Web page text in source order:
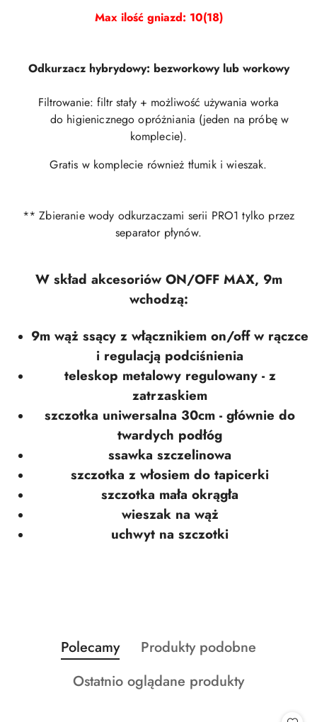
Max ilość gniazd: 10(18)
Odkurzacz hybrydowy: bezworkowy lub workowy
Filtrowanie: filtr stały + możliwość używania worka
do higienicznego opróżniania (jeden na próbę w
komplecie).
Gratis w komplecie również tłumik i wieszak.
** Zbieranie wody odkurzaczami serii PRO1 tylko przez
separator płynów.
W skład akcesoriów ON/OFF MAX, 9m
wchodzą:
9m wąż ssący z włącznikiem on/off w rączce
i regulacją podciśnienia
teleskop metalowy regulowany - z
zatrzaskiem
szczotka uniwersalna 30cm - głównie do
twardych podłóg
ssawka szczelinowa
szczotka z włosiem do tapicerki
szczotka mała okrągła
wieszak na wąż
uchwyt na szczotki
Pomiń karuzelę produktów
Produkty
o
statusie:
Polecamy
Produkty
statusie:
Produkty podobne
Produkty
Ostatnio oglądane produkty